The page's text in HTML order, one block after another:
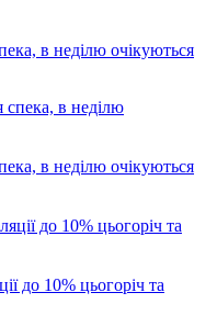
в неділю очікуються
в неділю очікуються
до 10% цьогоріч та